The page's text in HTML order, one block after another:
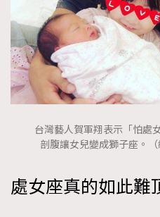
台灣藝人賀軍翔表示「怕處
剖腹讓女兒變成獅子座。（
處女座真的如此難